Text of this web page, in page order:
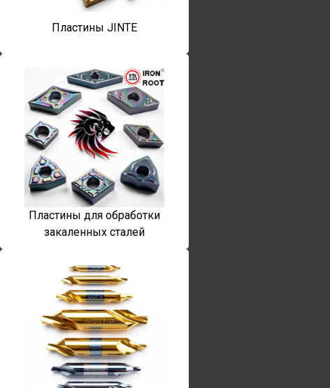
Пластины JINTE
Пластины для обработки
закаленных сталей